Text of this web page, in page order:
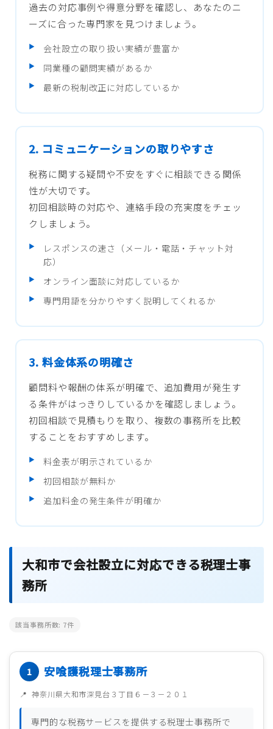
過去の対応事例や得意分野を確認し、あなたのニ
ーズに合った専門家を見つけましょう。
会社設立の取り扱い実績が豊富か
同業種の顧問実績があるか
最新の税制改正に対応しているか
2. コミュニケーションの取りやすさ
税務に関する疑問や不安をすぐに相談できる関係
性が大切です。
初回相談時の対応や、連絡手段の充実度をチェッ
クしましょう。
レスポンスの速さ（メール・電話・チャット対
応）
オンライン面談に対応しているか
専門用語を分かりやすく説明してくれるか
3. 料金体系の明確さ
顧問料や報酬の体系が明確で、追加費用が発生す
る条件がはっきりしているかを確認しましょう。
初回相談で見積もりを取り、複数の事務所を比較
することをおすすめします。
料金表が明示されているか
初回相談が無料か
追加料金の発生条件が明確か
大和市で会社設立に対応できる税理士事
務所
該当事務所数: 7件
安喰護税理士事務所
神奈川県大和市深見台３丁目６－３－２０１
専門的な税務サービスを提供する税理士事務所で